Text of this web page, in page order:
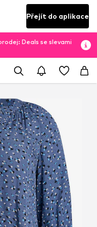
Přejít do aplikace
Deals se slevami